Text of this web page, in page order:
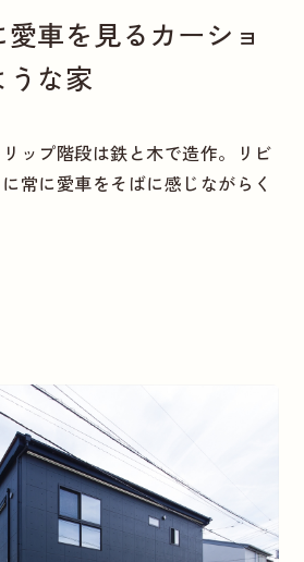
車を見るカーショ
な家
ップ階段は鉄と木で造作。リビ
常に愛車をそばに感じながらく